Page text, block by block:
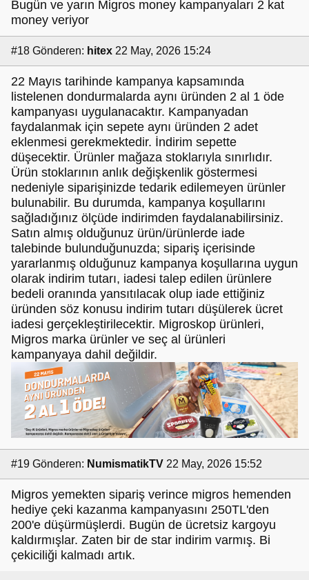
Bugün ve yarın Migros money kampanyaları 2 kat
money veriyor
#18 Gönderen: hitex 22 May, 2026 15:24
22 Mayıs tarihinde kampanya kapsamında
listelenen dondurmalarda aynı üründen 2 al 1 öde
kampanyası uygulanacaktır. Kampanyadan
faydalanmak için sepete aynı üründen 2 adet
eklenmesi gerekmektedir. İndirim sepette
düşecektir. Ürünler mağaza stoklarıyla sınırlıdır.
Ürün stoklarının anlık değişkenlik göstermesi
nedeniyle siparişinizde tedarik edilemeyen ürünler
bulunabilir. Bu durumda, kampanya koşullarını
sağladığınız ölçüde indirimden faydalanabilirsiniz.
Satın almış olduğunuz ürün/ürünlerde iade
talebinde bulunduğunuzda; sipariş içerisinde
yararlanmış olduğunuz kampanya koşullarına uygun
olarak indirim tutarı, iadesi talep edilen ürünlere
bedeli oranında yansıtılacak olup iade ettiğiniz
üründen söz konusu indirim tutarı düşülerek ücret
iadesi gerçekleştirilecektir. Migroskop ürünleri,
Migros marka ürünler ve seç al ürünleri
kampanyaya dahil değildir.
#19 Gönderen: NumismatikTV 22 May, 2026 15:52
Migros yemekten sipariş verince migros hemenden
hediye çeki kazanma kampanyasını 250TL'den
200'e düşürmüşlerdi. Bugün de ücretsiz kargoyu
kaldırmışlar. Zaten bir de star indirim varmış. Bi
çekiciliği kalmadı artık.